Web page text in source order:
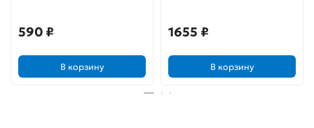
590 ₽
В корзину
1655 ₽
В корзину